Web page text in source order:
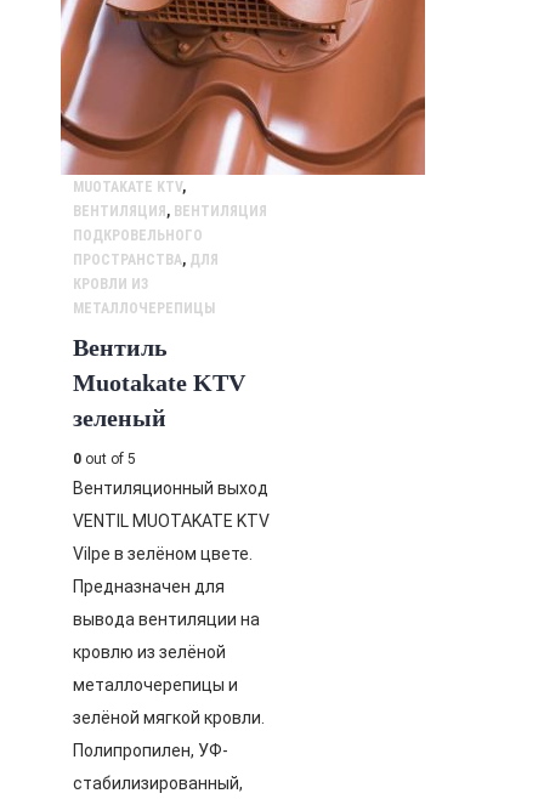
MUOTAKATE KTV,
ВЕНТИЛЯЦИЯ , ВЕНТИЛЯЦИЯ
ПОДКРОВЕЛЬНОГО
ПРОСТРАНСТВА, ДЛЯ
КРОВЛИ ИЗ
МЕТАЛЛОЧЕРЕПИЦЫ
Вентиль
Muotakate KTV
зеленый
0 out of 5
Вентиляционный выход
VENTIL MUOTAKATE KTV
Vilpe в зелёном цвете.
Предназначен для
вывода вентиляции на
кровлю из зелёной
металлочерепицы и
зелёной мягкой кровли.
Полипропилен, УФ-
стабилизированный,